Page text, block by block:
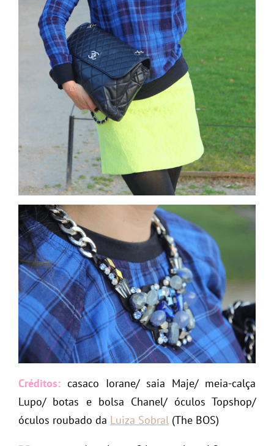
Créditos: casaco Iorane/ saia Maje/ meia-calça
Lupo/ botas e bolsa Chanel/ óculos Topshop/
óculos roubado da Luiza Sobral (The BOS)